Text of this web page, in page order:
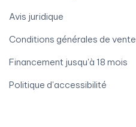
Avis juridique
Conditions générales de vente
Financement jusqu'à 18 mois
Politique d'accessibilité